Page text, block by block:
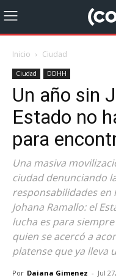
Inicio Ciudad
Ciudad DDHH
Un año sin
Estado no
para
Una masiva
ciudad denunciando
responsabilidades en
Johana Ramallo: el
lucha es para
quien se acercó a
platense que ya lleva
Por Daiana Gimenez - Jul